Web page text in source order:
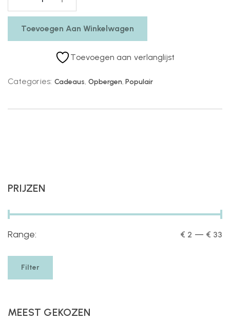
Toevoegen Aan Winkelwagen
Toevoegen aan verlanglijst
Categories: Cadeaus, Opbergen,Populair
PRIJZEN
Range: € 2 — € 33
Filter
MEEST GEKOZEN